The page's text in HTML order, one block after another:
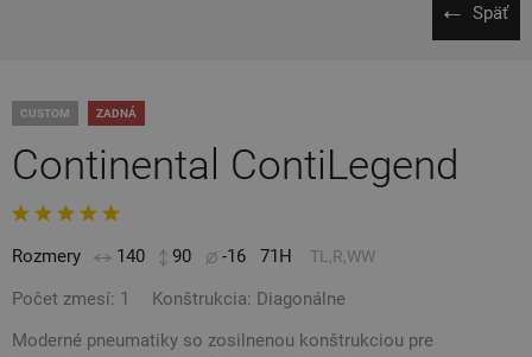
Späť
CUSTOM ZADNÁ
Continental ContiLegend
Rozmery 140 90 -16 71H TL,R,WW
Počet zmesí: 1
Konštrukcia: Diagonálne
Moderné pneumatiky so zosilnenou konštrukciou pre